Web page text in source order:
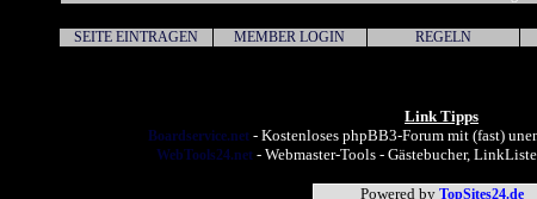
SEITE EINTRAGEN MEMBER LOGIN REGELN
Link Tipps
Boardservice.net- Kostenloses phpBB3-Forum mit (fast)
WebTools24.net- Webmaster-Tools - Gästebucher,
Powered by TopSites24.de